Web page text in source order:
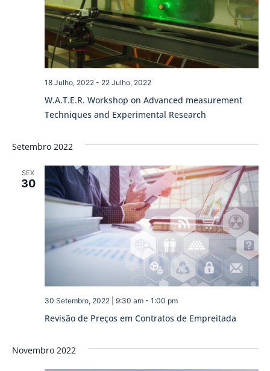
W.A.T.E.R. Workshop on Advanced measurement
Techniques and Experimental Research
18 Julho, 2022- 22 Julho, 2022
Setembro 2022
SEX
30
Revisão de Preços em Contratos de Empreitada
30 Setembro, 2022 | 9:30 am- 1:00 pm
Novembro 2022